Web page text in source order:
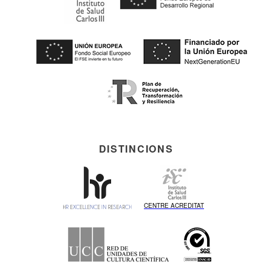
DISTINCIONS
CENTRE ACREDITAT